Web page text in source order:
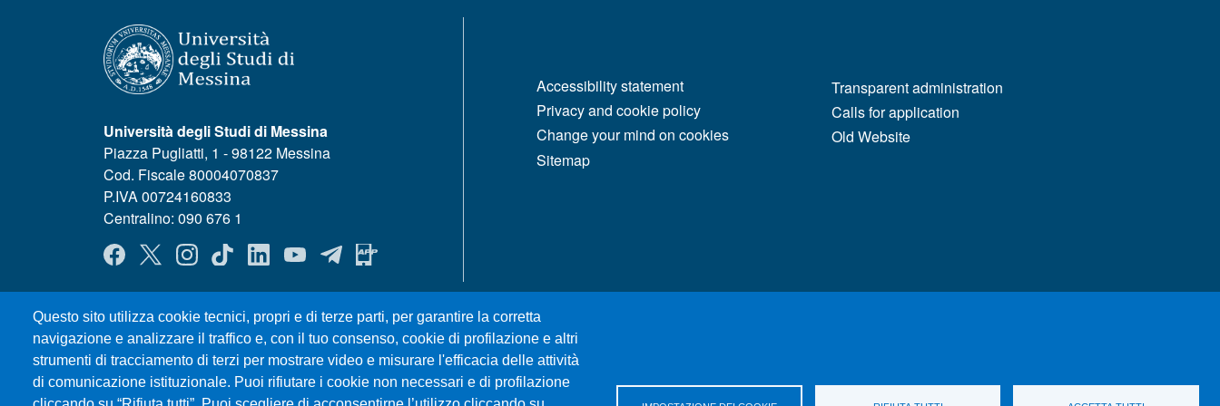
Questo sito utilizza cookie tecnici, propri e di terze parti, per garantire la corretta
navigazione e analizzare il traffico e, con il tuo consenso, cookie di profilazione e altri
strumenti di tracciamento di terzi per mostrare video e misurare l'efficacia delle attività
di comunicazione istituzionale. Puoi rifiutare i cookie non necessari e di profilazione
Università degli Studi di Messina
Piazza Pugliatti, 1 - 98122 Messina
Cod. Fiscale 80004070837
P.IVA 00724160833
Centralino: 090 676 1
MENÙ SOCIAL
Accessibility statement
Privacy and cookie policy
Change your mind on cookies
Sitemap
Transparent administration
Calls for application
Old Website